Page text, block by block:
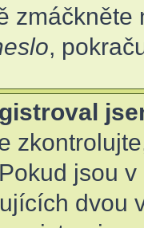
,
jsou
dvou